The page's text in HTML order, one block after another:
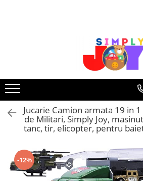
Frumusete, bijuterii, accesorii
fetite
Jucarii educative, interactive
Puzzle si seturi de construit
Sosete dama
Jucarie Camion armata 19 in
de Militari, Simply Joy,
tanc, tir, elicopter, pentru
-12%